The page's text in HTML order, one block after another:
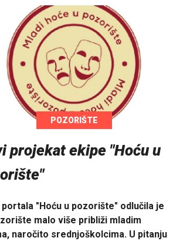
POZORIŠTE
projekat ekipe "Hoću u
portala "Hoću u pozorište" odlučila je
malo više približi mladim
naročito srednjoškolcima. U pitanju